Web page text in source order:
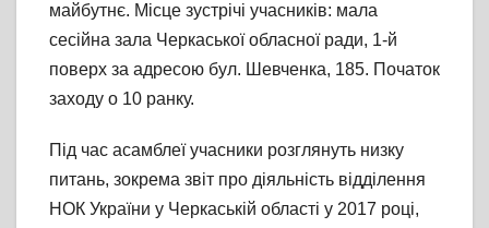
майбутнє. Місце зустрічі учасників: мала
сесійна зала Черкаської обласної ради, 1-й
поверх за адресою бул. Шевченка, 185. Початок
заходу о 10 ранку.
Під час асамблеї учасники розглянуть низку
питань, зокрема звіт про діяльність відділення
НОК України у Черкаській області у 2017 році,